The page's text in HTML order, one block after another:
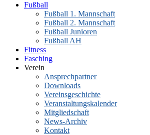
Fußball
Fußball 1. Mannschaft
Fußball 2. Mannschaft
Fußball Junioren
Fußball AH
Fitness
Fasching
Verein
Ansprechpartner
Downloads
Vereinsgeschichte
Veranstaltungskalender
Mitgliedschaft
News-Archiv
Kontakt